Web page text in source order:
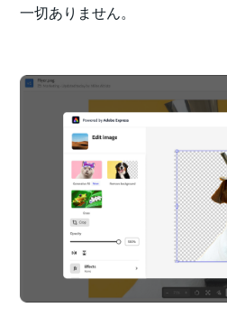
一切ありません。